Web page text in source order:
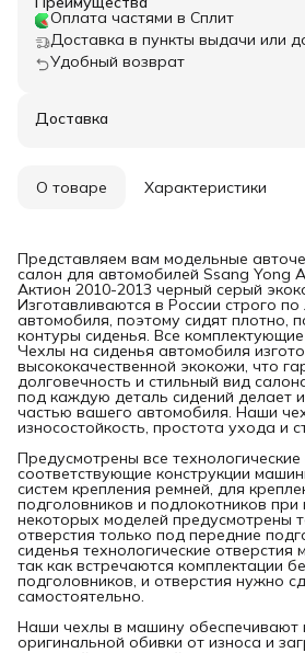
Оплата частями в Сплит
Доставка в пункты выдачи или
Удобный возврат
Доставка
О товаре Характеристики
Представляем вам модельные
салон для автомобилей Ssang Yong
Актион 2010-2013 черный серый
Изготавливаются в России строго
автомобиля, поэтому сидят плотно,
контуры сиденья. Все
Чехлы на сиденья автомобиля
высококачественной экокожи, что
долговечность и стильный вид
под каждую деталь сидений делает
частью вашего автомобиля. Наши
износостойкость, простота ухода и
Предусмотрены все технологические
соответствующие конструкции
систем крепления ремней, для
подголовников и подлокотников при
некоторых моделей предусмотрены
отверстия только под передние
сиденья технологические отверстия
так как встречаются комплектации
подголовников, и отверстия нужно
самостоятельно.
Наши чехлы в машину
оригинальной обивки от износа и